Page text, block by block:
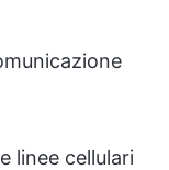
linee cellulari